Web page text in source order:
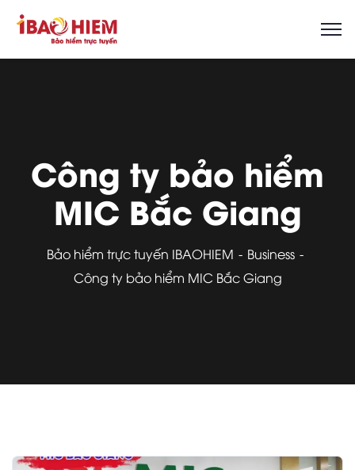
Công ty bảo hiểm
MIC Bắc Giang
Bảo hiểm trực tuyến IBAOHIEM
Business
Công ty bảo hiểm MIC Bắc Giang